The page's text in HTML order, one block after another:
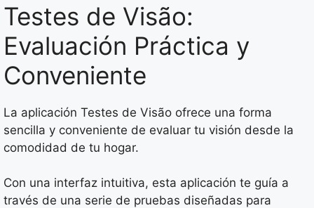
Testes de Visão:
Evaluación Práctica y
Conveniente
La aplicación Testes de Visão ofrece una forma
sencilla y conveniente de evaluar tu visión desde la
comodidad de tu hogar.
Con una interfaz intuitiva, esta aplicación te guía a
través de una serie de pruebas diseñadas para